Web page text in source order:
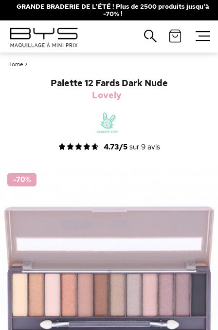
GRANDE BRADERIE DE L'ÉTÉ ! Plus de 2500 produits jusqu'à
-70% !
Home >
Palette 12 Fards Dark Nude
Lovely
4.73/5sur 9avis
-70%
Fermer
Recherches populaires